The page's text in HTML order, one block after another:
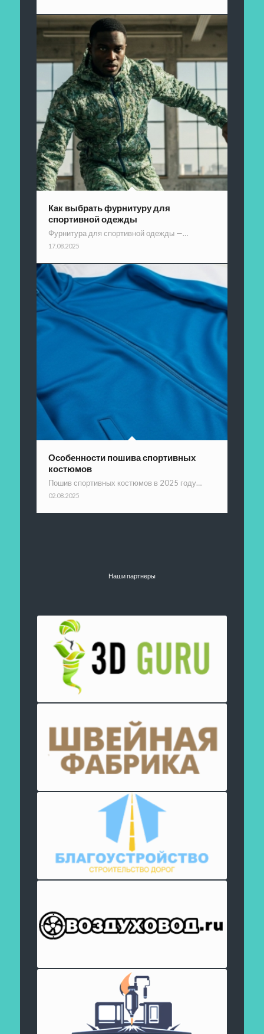
Как выбрать фурнитуру для
спортивной одежды
Фурнитура для спортивной одежды —…
17.08.2025
Особенности пошива спортивных
костюмов
Пошив спортивных костюмов в 2025 году…
02.08.2025
Наши партнеры